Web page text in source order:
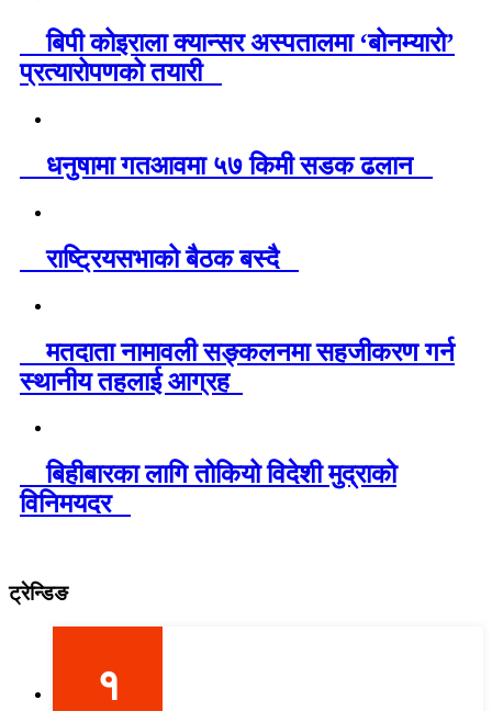
बिपी कोइराला क्यान्सर अस्पतालमा ‘बोनम्यारो’
प्रत्यारोपणको तयारी
धनुषामा गतआवमा ५७ किमी सडक ढलान
राष्ट्रियसभाको बैठक बस्दै
मतदाता नामावली सङ्कलनमा सहजीकरण गर्न
स्थानीय तहलाई आग्रह
बिहीबारका लागि तोकियो विदेशी मुद्राको
विनिमयदर
ट्रेन्डिङ
१